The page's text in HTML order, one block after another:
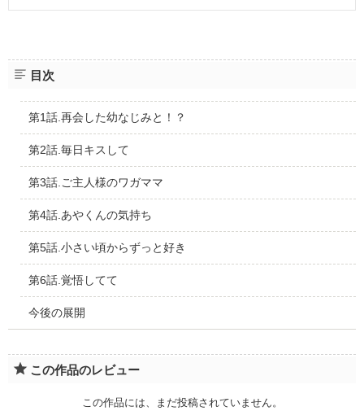
目次
第1話.再会した幼なじみと！？
第2話.毎日キスして
第3話.ご主人様のワガママ
第4話.あやくんの気持ち
第5話.小さい頃からずっと好き
第6話.覚悟してて
今後の展開
この作品のレビュー
この作品には、まだ投稿されていません。